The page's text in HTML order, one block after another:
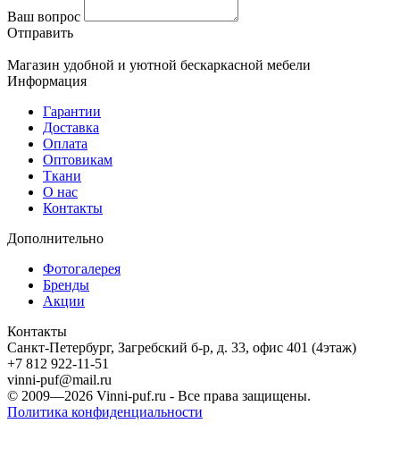
Ваш вопрос
Отправить
Магазин удобной и уютной бескаркасной мебели
Информация
Гарантии
Доставка
Оплата
Оптовикам
Ткани
О нас
Контакты
Дополнительно
Фотогалерея
Бренды
Акции
Контакты
Санкт-Петербург, Загребский б-р, д. 33, офис 401 (4этаж)
+7 812 922-11-51
vinni-puf@mail.ru
© 2009—2026 Vinni-puf.ru - Все права защищены.
Политика конфиденциальности